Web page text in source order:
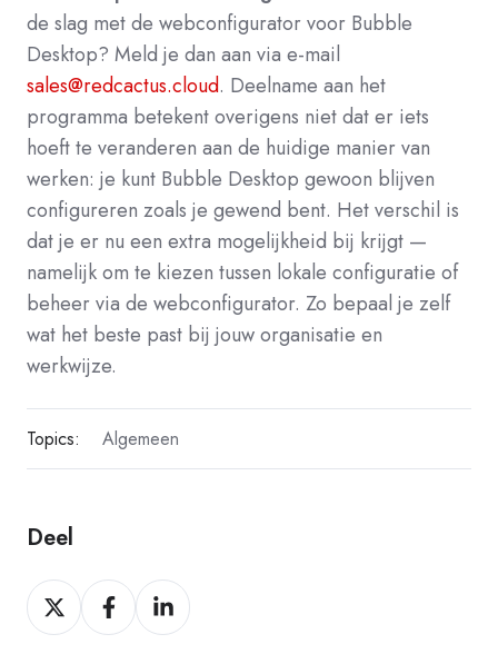
de slag met de webconfigurator voor Bubble
Desktop? Meld je dan aan via e-mail
sales@redcactus.cloud. Deelname aan het
programma betekent overigens niet dat er iets
hoeft te veranderen aan de huidige manier van
werken: je kunt Bubble Desktop gewoon blijven
configureren zoals je gewend bent. Het verschil is
dat je er nu een extra mogelijkheid bij krijgt —
namelijk om te kiezen tussen lokale configuratie of
beheer via de webconfigurator. Zo bepaal je zelf
wat het beste past bij jouw organisatie en
werkwijze.
Topics: Algemeen
Deel
Deel Deel Deel